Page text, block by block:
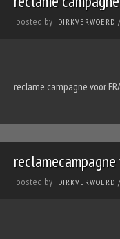
posted by DIRKVERWOERD /
reclame campagne voor
posted by DIRKVERWOERD /